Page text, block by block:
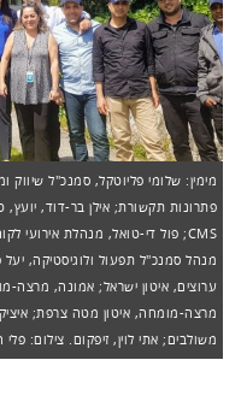
מנהל סמנכ"ל תפעול ולוגיסטיקה,
ערוצים, איטון ישראל; אמונה,
מרצה-מומחה, איטון מטה צרפת;
משולבים; אתי לוין, זיפקום. צילום: